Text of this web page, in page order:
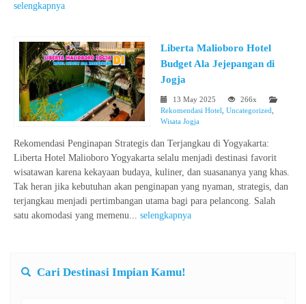
selengkapnya
Liberta Malioboro Hotel
Budget Ala Jejepangan di
Jogja
13 May 2025
266x
Rekomendasi Hotel Uncategorized
Wisata Jogja
Rekomendasi Penginapan Strategis dan Terjangkau di Yogyakarta:
Liberta Hotel Malioboro Yogyakarta selalu menjadi destinasi favorit
wisatawan karena kekayaan budaya, kuliner, dan suasananya yang khas.
Tak heran jika kebutuhan akan penginapan yang nyaman, strategis, dan
terjangkau menjadi pertimbangan utama bagi para pelancong. Salah
satu akomodasi yang memenu... selengkapnya
Cari Destinasi Impian Kamu!